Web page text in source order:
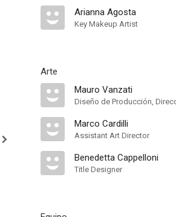
Arianna Agosta
Key Makeup Artist
Arte
Mauro Vanzati
Diseño de Producción,
Marco Cardilli
Assistant Art Director
Benedetta Cappelloni
Title Designer